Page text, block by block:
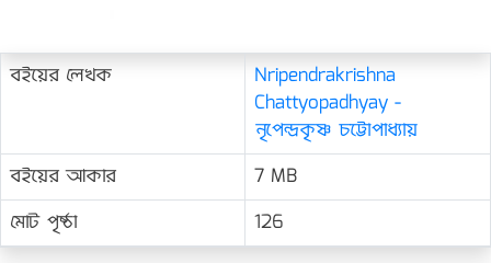
বইয়ের লেখক
Nripendrakrishna
Chattyopadhyay -
নৃপেন্দ্রকৃষ্ণ চট্টোপাধ্যায়
বইয়ের আকার
7 MB
মোট পৃষ্ঠা
126